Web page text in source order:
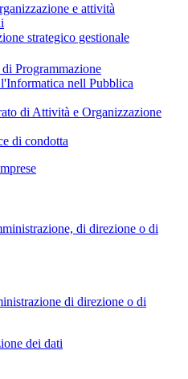
e attività
strategico gestionale
Programmazione
nell Pubblica
di Attività e Organizzazione
di condotta
di direzione o di
di direzione o di
dei dati